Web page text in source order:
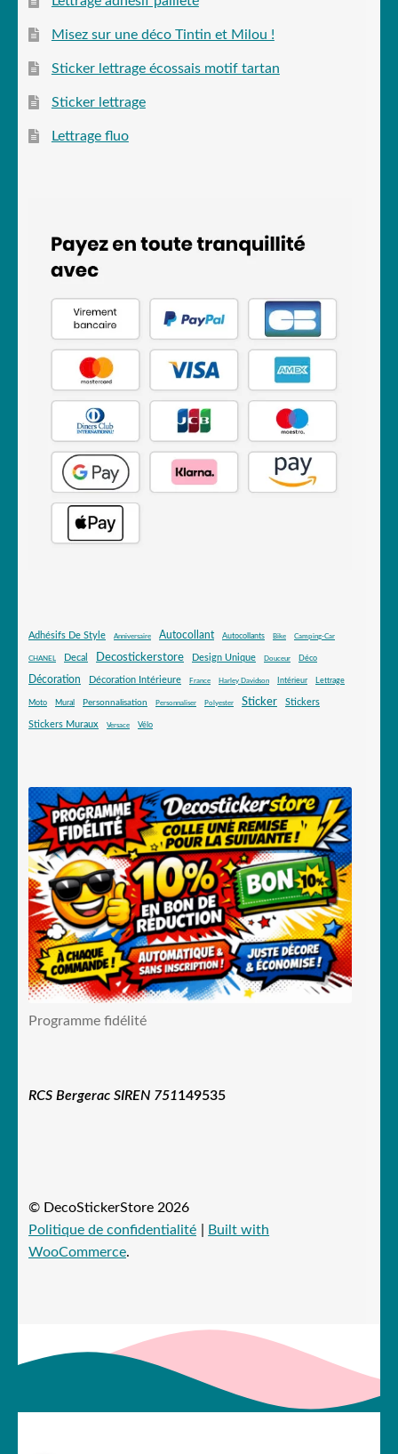
Misez sur une déco Tintin et Milou !
Sticker lettrage écossais motif tartan
Sticker lettrage
Lettrage fluo
Adhésifs De Style Anniversaire Autocollant Autocollants Bike Camping-Car
CHANEL Decal Decostickerstore Design Unique Douceur Déco
Décoration Décoration Intérieure France Harley Davidson Intérieur Lettrage
Moto Mural Personnalisation Personnaliser Polyester Sticker Stickers
Stickers Muraux Versace Vélo
Programme fidélité
RCS Bergerac SIREN 751149535
© DecoStickerStore 2026
Politique de confidentialité
Built with
WooCommerce.